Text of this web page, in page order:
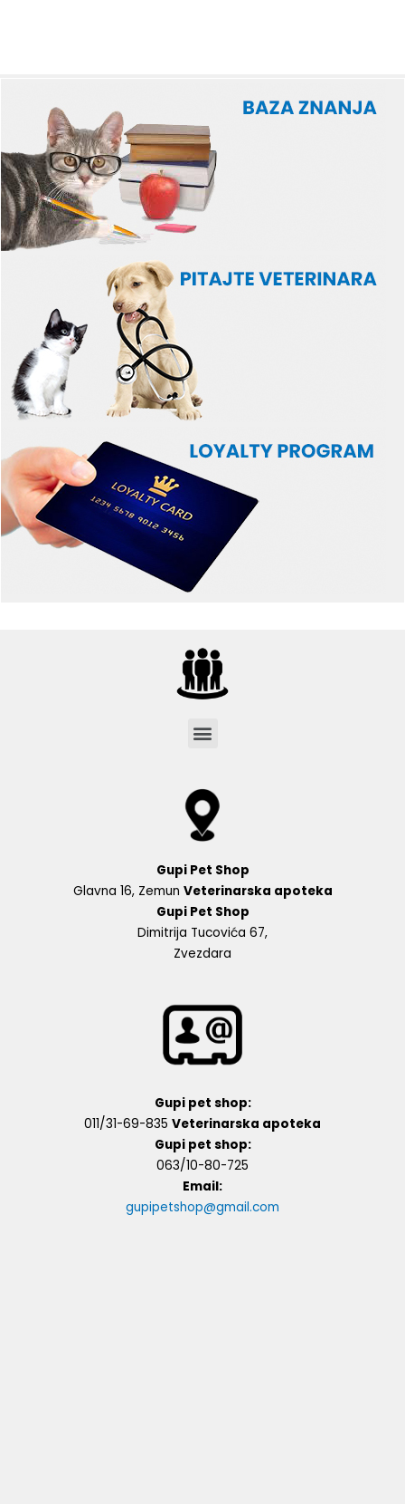
Menu
Gupi Pet Shop
Glavna 16, Zemun Veterinarska apoteka
Gupi Pet Shop
Dimitrija Tucovića 67,
Zvezdara
Gupi pet shop:
011/31-69-835 Veterinarska apoteka
Gupi pet shop:
063/10-80-725
Email:
gupipetshop@gmail.com